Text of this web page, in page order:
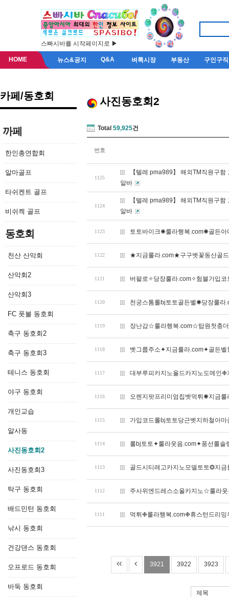
스빠시바를 시작페이지로 ▶
HOME 뉴스&공지 Q&A 벼룩시장 부동산 구인구직
카페/동호회
까페
한인총연합회
알마골프
타쉬켄트 골프
비쉬켁 골프
동호회
천산 산악회
산악회2
산악회3
FC 풋볼 동호회
축구 동호회2
축구 동호회3
테니스 동호회
야구 동호회
개인교습
알사동
사진동호회2
사진동호회3
탁구 동호회
배드민턴 동호회
낚시 동호회
건강댄스 동호회
오프로드 동호회
바둑 동호회
사진동호회2
Total 59,925건
번호
1125
【텔레 pma989】 해외TM직원구
알바
1124
【텔레 pma989】 해외TM직원구
알바
1123 토토바이크✺룰라행복.com✺골든아
1122 ★지금룰라.com★구구벳꽃동산골
1121 버팔로✧당장룰라.com✧험블가입코
1120 천궁스톰롤bj토토골든벨✺당장룰라
1119 장난감☆룰라행복.com☆탑원첫충
1118 벳그룹주소✦지금룰라.com✦골든벨
1117 대부루피카지노올드카지노도메인
1116 오렌지팟프리미엄칩벳먹튀✺지금
1115 가입코드롤bj토토당근벳지하철아
1114 롤bj토토✦룰라웃음.com✦풍선롤솔
1113 골드시티레고카지노모델토토❂지
1112 주사위엔드레스소울카지노☆룰라
1111 먹튀❉룰라행복.com❉휴스턴드리밍
3921 3922 3923
제목